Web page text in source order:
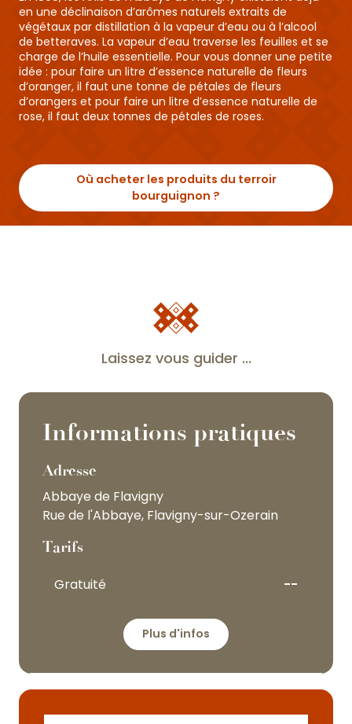
en une déclinaison d’arômes naturels extraits de
végétaux par distillation à la vapeur d’eau ou à l’alcool
de betteraves. La vapeur d’eau traverse les feuilles et se
charge de l’huile essentielle. Pour vous donner une petite
idée : pour faire un litre d’essence naturelle de fleurs
d’oranger, il faut une tonne de pétales de fleurs
d’orangers et pour faire un litre d’essence naturelle de
rose, il faut deux tonnes de pétales de roses.
Où acheter les produits du terroir
bourguignon ?
Laissez vous guider ...
Informations pratiques
Adresse
Abbaye de Flavigny
Rue de l'Abbaye, Flavigny-sur-Ozerain
Tarifs
Gratuité --
Plus d'infos